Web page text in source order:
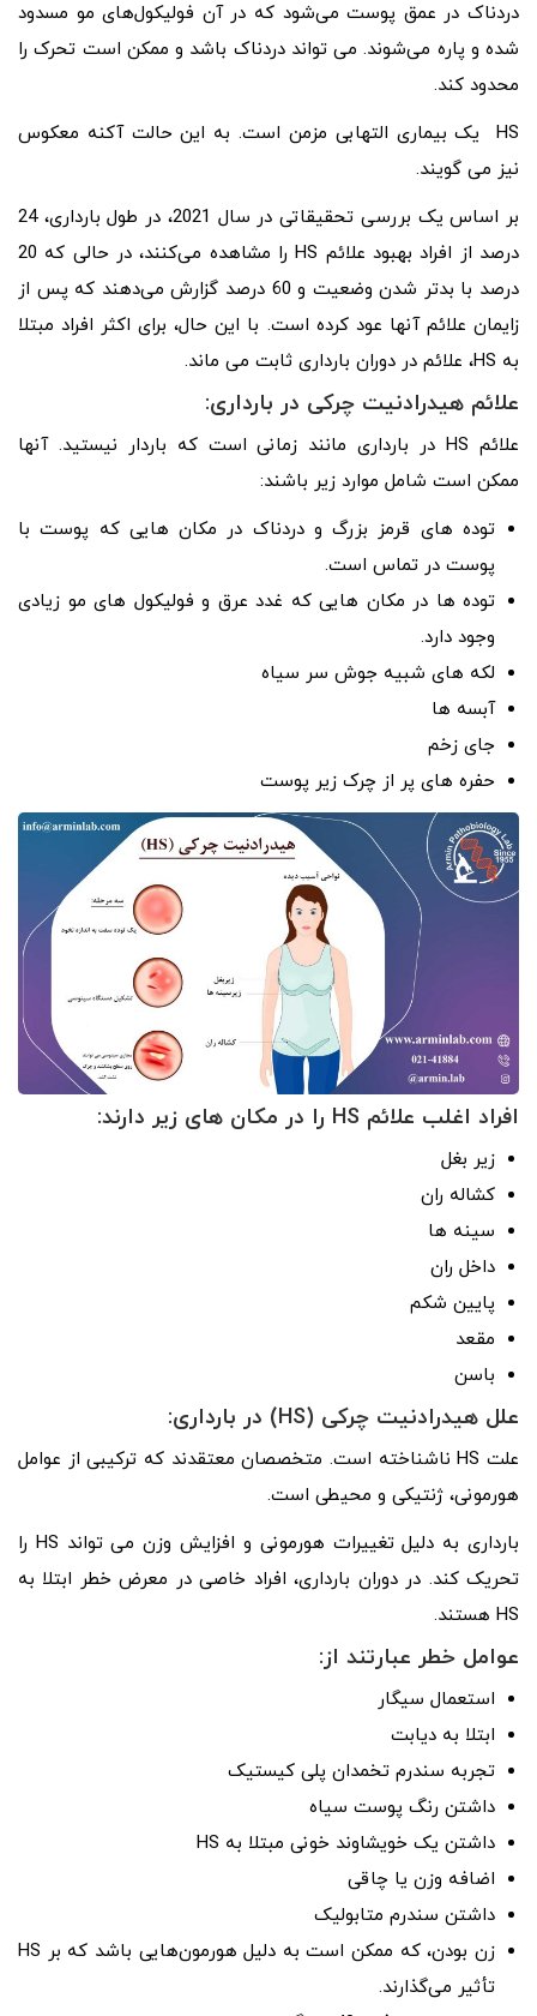
دردناک در عمق پوست می‌شود که در آن فولیکول‌های مو مسدود
شده و پاره می‌شوند. می تواند دردناک باشد و ممکن است تحرک را
محدود کند.
HS یک بیماری التهابی مزمن است. به این حالت آکنه معکوس
نیز می گویند.
بر اساس یک بررسی تحقیقاتی در سال 2021، در طول بارداری، 24
درصد از افراد بهبود علائم HS را مشاهده می‌کنند، در حالی که 20
درصد با بدتر شدن وضعیت و 60 درصد گزارش می‌دهند که پس از
زایمان علائم آنها عود کرده است. با این حال، برای اکثر افراد مبتلا
به HS، علائم در دوران بارداری ثابت می ماند.
علائم هیدرادنیت چرکی در بارداری:
علائم HS در بارداری مانند زمانی است که باردار نیستید. آنها
ممکن است شامل موارد زیر باشند:
توده های قرمز بزرگ و دردناک در مکان هایی که پوست با
پوست در تماس است.
توده ها در مکان هایی که غدد عرق و فولیکول های مو زیادی
وجود دارد.
لکه های شبیه جوش سر سیاه
آبسه ها
جای زخم
حفره های پر از چرک زیر پوست
افراد اغلب علائم HS را در مکان های زیر دارند:
زیر بغل
کشاله ران
سینه ها
داخل ران
پایین شکم
مقعد
باسن
علل هیدرادنیت چرکی (HS) در بارداری:
علت HS ناشناخته است. متخصصان معتقدند که ترکیبی از عوامل
هورمونی، ژنتیکی و محیطی است.
بارداری به دلیل تغییرات هورمونی و افزایش وزن می تواند HS را
تحریک کند. در دوران بارداری، افراد خاصی در معرض خطر ابتلا به
HS هستند.
عوامل خطر عبارتند از:
استعمال سیگار
ابتلا به دیابت
تجربه سندرم تخمدان پلی کیستیک
داشتن رنگ پوست سیاه
داشتن یک خویشاوند خونی مبتلا به HS
اضافه وزن یا چاقی
داشتن سندرم متابولیک
زن بودن، که ممکن است به دلیل هورمون‌هایی باشد که بر HS
تأثیر می‌گذارند.